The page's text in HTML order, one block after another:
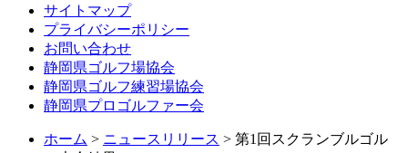
サイトマップ
プライバシーポリシー
お問い合わせ
静岡県ゴルフ場協会
静岡県ゴルフ練習場協会
静岡県プロゴルファー会
ホーム > ニュースリリース > 第1回スクランブルゴル